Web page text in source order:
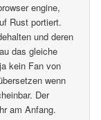
engine,
Rust portiert.
und deren
das gleiche
kein Fan von
wenn
Der
am Anfang.